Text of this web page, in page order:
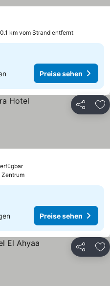
0.1 km vom Strand entfernt
Preise sehen
Teilen
Zentrum
Preise sehen
Teilen